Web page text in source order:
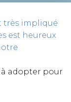
A
V
I
I
très impliqué
est heureux
à adopter pour